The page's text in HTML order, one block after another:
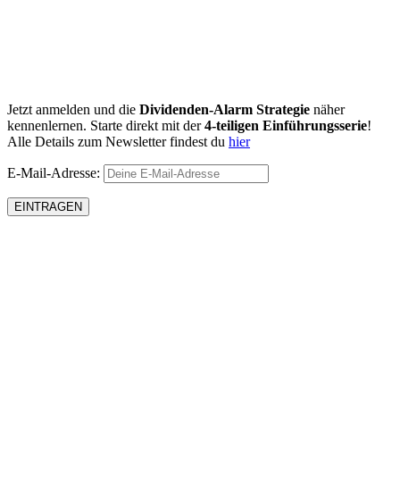
Jetzt anmelden und die Dividenden-Alarm Strategie näher
kennenlernen. Starte direkt mit der4-teiligen Einführungsserie!
Alle Details zum Newsletter findest du hier
E-Mail-Adresse: